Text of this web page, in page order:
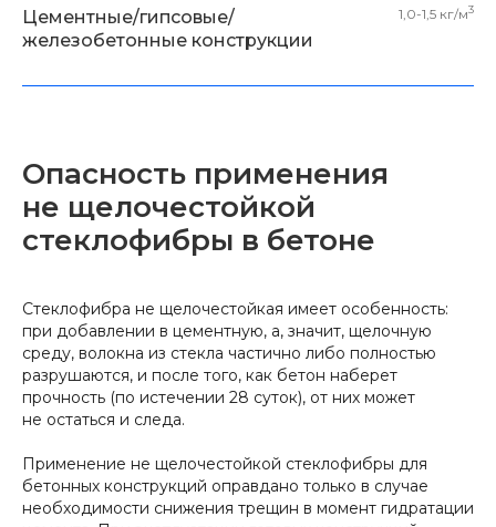
Цементные/гипсовые/
железобетонные конструкции
1,0-1,5 кг/м3
Опасность применения
не щелочестойкой
стеклофибры в бетоне
Стеклофибра не щелочестойкая имеет особенность:
при добавлении в цементную, а, значит, щелочную
среду, волокна из стекла частично либо полностью
разрушаются, и после того, как бетон наберет
прочность (по истечении 28 суток), от них может
не остаться и следа.
Применение не щелочестойкой стеклофибры для
бетонных конструкций оправдано только в случае
необходимости снижения трещин в момент гидратации